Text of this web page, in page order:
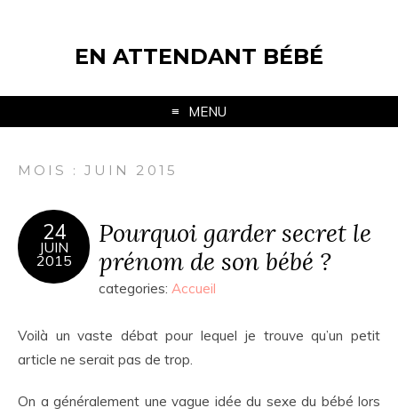
EN ATTENDANT BÉBÉ
MENU
MOIS : JUIN 2015
24
JUIN
2015
Pourquoi garder secret le
prénom de son bébé ?
categories: Accueil
Voilà un vaste débat pour lequel je trouve qu’un petit
article ne serait pas de trop.
On a généralement une vague idée du sexe du bébé lors